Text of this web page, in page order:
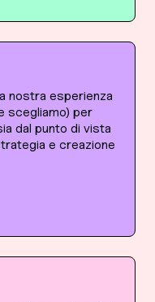
nostra esperienza
scegliamo) per
dal punto di vista
e creazione